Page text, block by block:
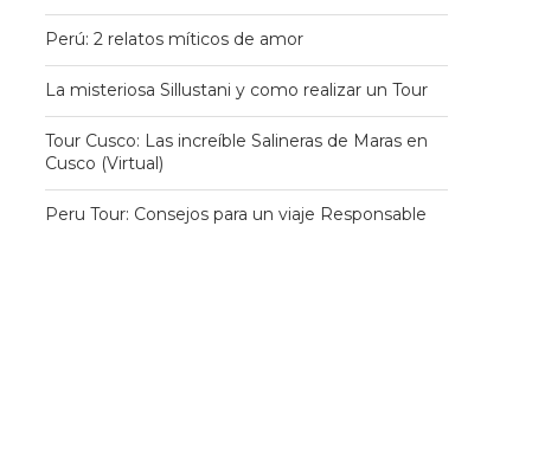
Perú: 2 relatos míticos de amor
La misteriosa Sillustani y como realizar un Tour
Tour Cusco: Las increíble Salineras de Maras en
Cusco (Virtual)
Peru Tour: Consejos para un viaje Responsable